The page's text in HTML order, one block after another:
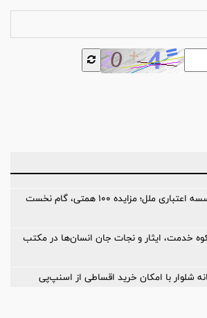
چرخش بزرگ در مؤسسه اعتباری ملل؛ مزایده ۱۰۰ همتی، گام نخست
خدمت، ایثار و نجات جان انسان‌ها در مکتب
شلوار با امکان خرید اقساطی از اسنپ‌پی